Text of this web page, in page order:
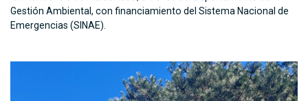
Gestión Ambiental, con financiamiento del Sistema Nacional de
Emergencias (SINAE).